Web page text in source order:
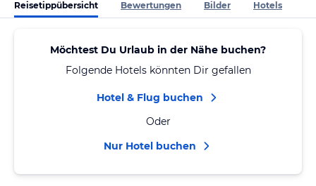
Reisetippübersicht Bewertungen Bilder Hotels
Möchtest Du Urlaub in der Nähe buchen?
Folgende Hotels könnten Dir gefallen
Hotel & Flug buchen
Oder
Nur Hotel buchen